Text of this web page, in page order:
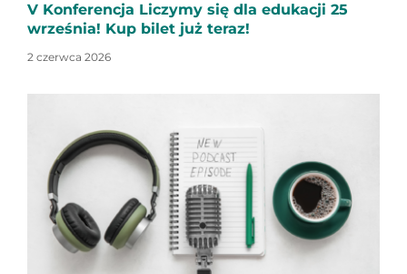
V Konferencja Liczymy się dla edukacji 25
września! Kup bilet już teraz!
2 czerwca 2026